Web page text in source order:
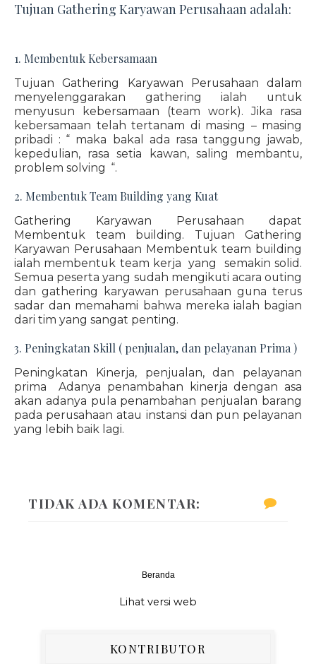
Tujuan Gathering Karyawan Perusahaan adalah:
1. Membentuk Kebersamaan
Tujuan Gathering Karyawan Perusahaan dalam
menyelenggarakan gathering ialah untuk
menyusun kebersamaan (team work). Jika rasa
kebersamaan telah tertanam di masing – masing
pribadi : “ maka bakal ada rasa tanggung jawab,
kepedulian, rasa setia kawan, saling membantu,
problem solving “.
2. Membentuk Team Building yang Kuat
Gathering Karyawan Perusahaan dapat
Membentuk team building. Tujuan Gathering
Karyawan Perusahaan Membentuk team building
ialah membentuk team kerja yang semakin solid.
Semua peserta yang sudah mengikuti acara outing
dan gathering karyawan perusahaan guna terus
sadar dan memahami bahwa mereka ialah bagian
dari tim yang sangat penting.
3. Peningkatan Skill ( penjualan, dan pelayanan Prima )
Peningkatan Kinerja, penjualan, dan pelayanan
prima Adanya penambahan kinerja dengan asa
akan adanya pula penambahan penjualan barang
pada perusahaan atau instansi dan pun pelayanan
yang lebih baik lagi.
TIDAK ADA KOMENTAR:
Beranda
Lihat versi web
KONTRIBUTOR